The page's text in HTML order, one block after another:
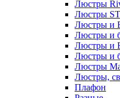
Люстры
Люстры
Люстры и
Люстры и
Люстры и
Люстры и
Люстры
Люстры,
Плафон